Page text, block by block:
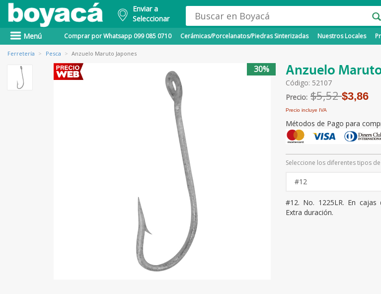
Enviar a
Seleccionar
Menú Comprar por Whatsapp 099 085 0710 Cerámicas/Porcelanatos/Piedras Sinterizadas Nuestros Locales
Ferretería > Pesca > Anzuelo Maruto Japones
30% Anzuelo
Código: 52107
Precio: $5,52$3,86
Precio incluye IVA
Métodos de Pago para
Seleccione los diferentes tipos
#12. No. 1225LR. En
Extra duración.